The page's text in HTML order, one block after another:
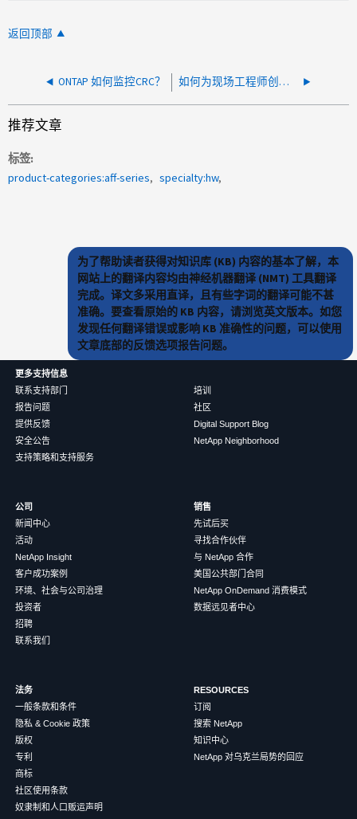
返回顶部
ONTAP 如何监控CRC？ 如何为现场工程师创建一个临时帐户以登录以对集群执行维护工作？
推荐文章
标签
product-categories:aff-series
specialty:hw
为了帮助读者获得对知识库 (KB) 内容的基本了解，本
网站上的翻译内容均由神经机器翻译 (NMT) 工具翻译
完成。译文多采用直译，且有些字词的翻译可能不甚
准确。要查看原始的 KB 内容，请浏览英文版本。如您
发现任何翻译错误或影响 KB 准确性的问题，可以使用
文章底部的反馈选项报告问题。
更多支持信息
联系支持部门
报告问题
提供反馈
安全公告
支持策略和支持服务
培训
社区
Digital Support Blog
NetApp Neighborhood
公司
新闻中心
活动
NetApp Insight
客户成功案例
环境、社会与公司治理
投资者
招聘
联系我们
销售
先试后买
寻找合作伙伴
与 NetApp 合作
美国公共部门合同
NetApp OnDemand 消费模式
数据远见者中心
法务
一般条款和条件
隐私 & Cookie 政策
版权
专利
商标
社区使用条款
奴隶制和人口贩运声明
RESOURCES
订阅
搜索 NetApp
知识中心
NetApp 对乌克兰局势的回应